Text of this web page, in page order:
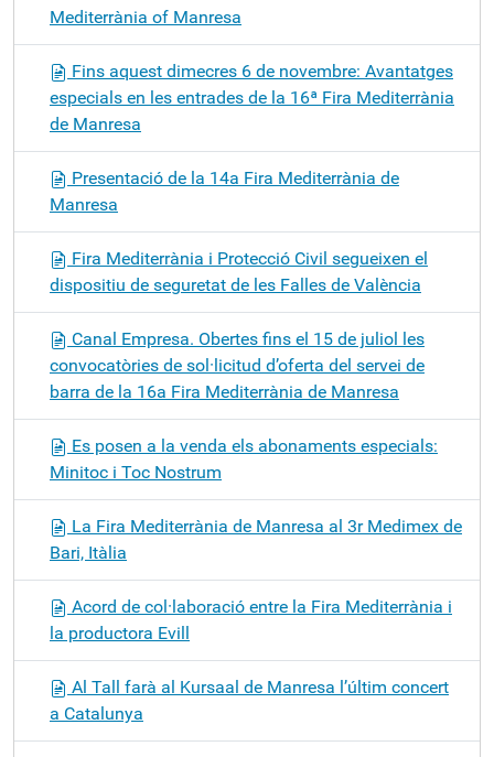
Mediterrània of Manresa
Fins aquest dimecres 6 de novembre: Avantatges
especials en les entrades de la 16ª Fira Mediterrània
de Manresa
Presentació de la 14a Fira Mediterrània de
Manresa
Fira Mediterrània i Protecció Civil segueixen el
dispositiu de seguretat de les Falles de València
Canal Empresa. Obertes fins el 15 de juliol les
convocatòries de sol·licitud d’oferta del servei de
barra de la 16a Fira Mediterrània de Manresa
Es posen a la venda els abonaments especials:
Minitoc i Toc Nostrum
La Fira Mediterrània de Manresa al 3r Medimex de
Bari, Itàlia
Acord de col·laboració entre la Fira Mediterrània i
la productora Evill
Al Tall farà al Kursaal de Manresa l’últim concert
a Catalunya